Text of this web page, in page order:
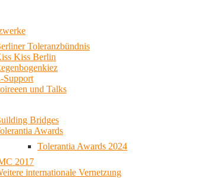
Toleranzbündnis
Kiss Berlin
Support
und Talks
Bridges
Awards
Tolerantia Awards 2024
2017
internationale Vernetzung